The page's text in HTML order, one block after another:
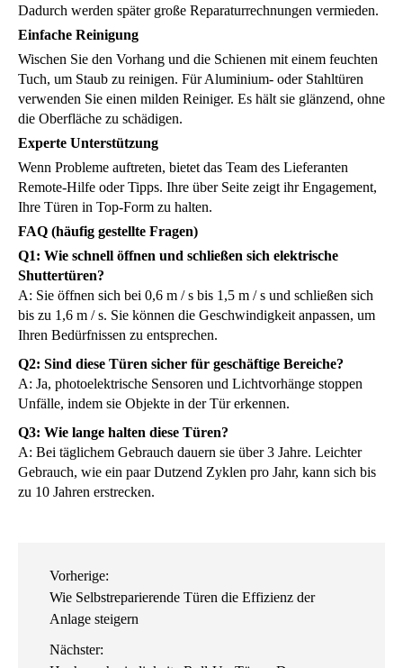
Dadurch werden später große Reparaturrechnungen vermieden.
Einfache Reinigung
Wischen Sie den Vorhang und die Schienen mit einem feuchten
Tuch, um Staub zu reinigen. Für Aluminium- oder Stahltüren
verwenden Sie einen milden Reiniger. Es hält sie glänzend, ohne
die Oberfläche zu schädigen.
Experte Unterstützung
Wenn Probleme auftreten, bietet das Team des Lieferanten
Remote-Hilfe oder Tipps. Ihre über Seite zeigt ihr Engagement,
Ihre Türen in Top-Form zu halten.
FAQ (häufig gestellte Fragen)
Q1: Wie schnell öffnen und schließen sich elektrische
Shuttertüren?
A: Sie öffnen sich bei 0,6 m / s bis 1,5 m / s und schließen sich
bis zu 1,6 m / s. Sie können die Geschwindigkeit anpassen, um
Ihren Bedürfnissen zu entsprechen.
Q2: Sind diese Türen sicher für geschäftige Bereiche?
A: Ja, photoelektrische Sensoren und Lichtvorhänge stoppen
Unfälle, indem sie Objekte in der Tür erkennen.
Q3: Wie lange halten diese Türen?
A: Bei täglichem Gebrauch dauern sie über 3 Jahre. Leichter
Gebrauch, wie ein paar Dutzend Zyklen pro Jahr, kann sich bis
zu 10 Jahren erstrecken.
Vorherige:
Wie Selbstreparierende Türen die Effizienz der
Anlage steigern
Nächster: